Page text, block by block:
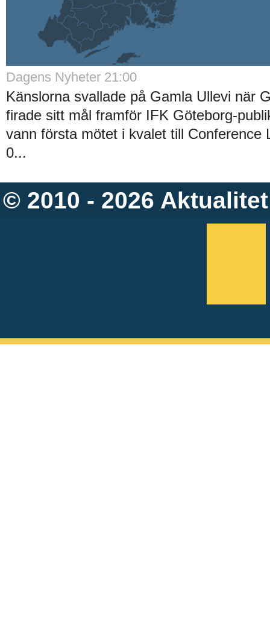
Dagens Nyheter 21:00
Känslorna svallade på Gamla Ullevi när
firade sitt mål framför IFK Göteborg-
vann första mötet i kvalet till Conference
0...
© 2010 - 2026 Aktualitet